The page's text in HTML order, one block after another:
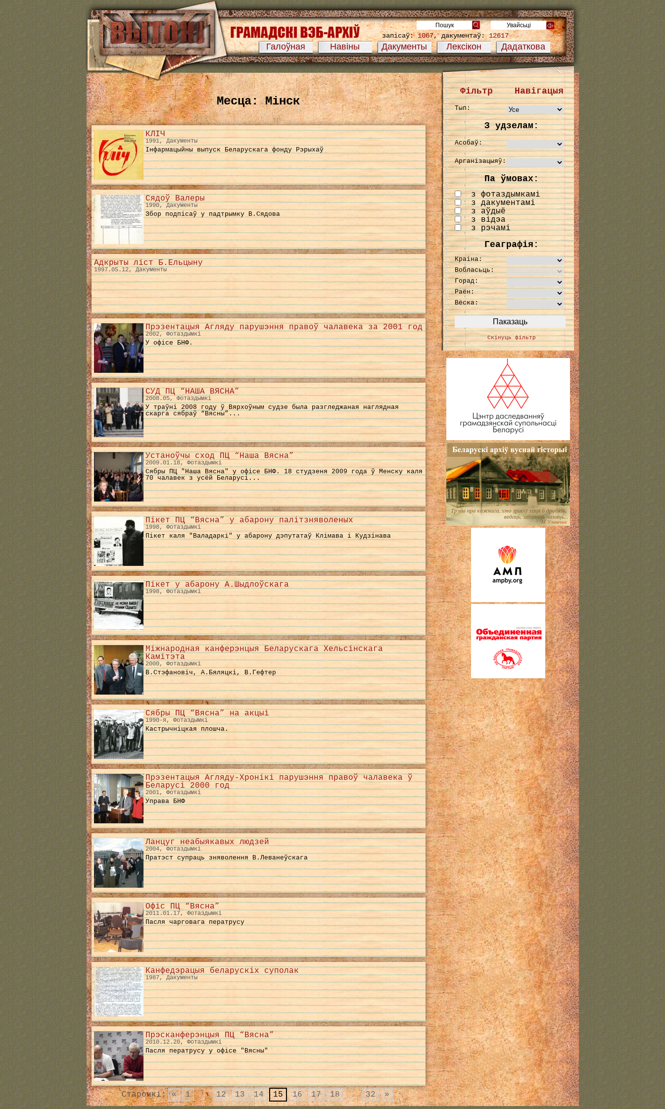
Галоўная Навіны Дакументы Лексікон Дадаткова
запісаў:1067, дакументаў:12617
Месца: Мінск
КЛІЧ
1991, Дакументы
Інфармацыйны выпуск Беларускага фонду Рэрыхаў
Сядоў Валеры
1990, Дакументы
Збор подпісаў у падтрымку В.Сядова
Адкрыты ліст Б.Ельцыну
1997.05.12, Дакументы
Прэзентацыя Агляду парушэння правоў чалавека за 2001 год
2002, Фотаздымкі
У офісе БНФ.
СУД ПЦ “НАША ВЯСНА”
2008.05, Фотаздымкі
У траўні 2008 году ў Вярхоўным судзе была разгледжаная наглядная
скарга сябраў “Вясны”...
Устаноўчы сход ПЦ “Наша Вясна”
2009.01.18, Фотаздымкі
Сябры ПЦ "Наша Вясна" у офісе БНФ. 18 студзеня 2009 года ў Менску каля
70 чалавек з усёй Беларусі...
Пікет ПЦ “Вясна” у абарону палітзняволеных
1998, Фотаздымкі
Пікет каля "Валадаркі" у абарону дэпутатаў Клімава і Кудзінава
Пікет у абарону А.Шыдлоўскага
1998, Фотаздымкі
Міжнародная канферэнцыя Беларускага Хельсінскага
Камітэта
2000, Фотаздымкі
В.Стэфановіч, А.Бяляцкі, В.Гефтер
Сябры ПЦ “Вясна” на акцыі
1990-я, Фотаздымкі
Кастрычніцкая плошча.
Прэзентацыя Агляду-Хронікі парушэння правоў чалавека ў
Беларусі 2000 год
2001, Фотаздымкі
Управа БНФ
Ланцуг неабыякавых людзей
2004, Фотаздымкі
Пратэст супраць зняволення В.Леванеўскага
Офіс ПЦ “Вясна”
2011.01.17, Фотаздымкі
Пасля чарговага ператрусу
Канфедэрацыя беларускіх суполак
1987, Дакументы
Прэсканферэнцыя ПЦ “Вясна”
2010.12.20, Фотаздымкі
Пасля ператрусу у офісе "Вясны"
Старонкі: « 1 ... 12 13 14 15 16 17 18 ... 32 »
Фільтр Навігацыя
Тып:
З удзелам:
Асобаў:
Арганізацыяў:
Па ўмовах:
з фотаздымкамі
з дакументамі
з аўдыё
з відэа
з рэчамі
Геаграфія:
Краіна:
Вобласьць:
Горад:
Раён:
Вёска:
Скінуць фільтр